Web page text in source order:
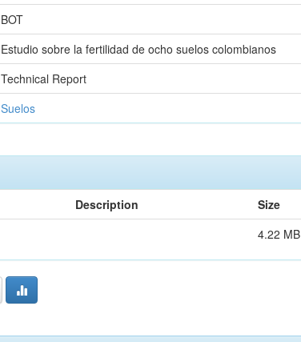
BOT
Estudio sobre la fertilidad de ocho suelos colombianos
Technical Report
Suelos
Description Size
4.22 MB